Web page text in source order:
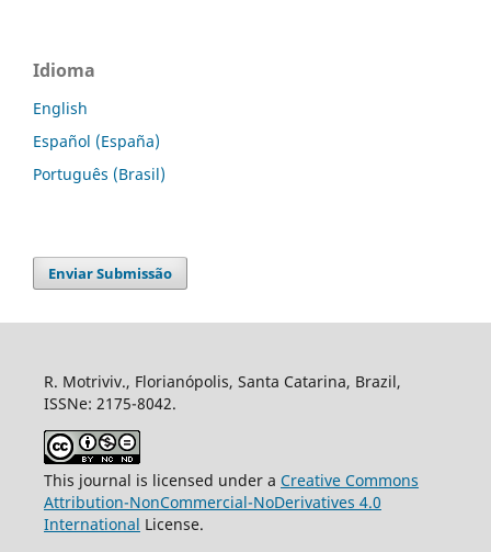
Idioma
English
Español (España)
Português (Brasil)
Enviar Submissão
R. Motriviv., Florianópolis, Santa Catarina, Brazil,
ISSNe: 2175-8042.
This journal is licensed under a Creative Commons
Attribution-NonCommercial-NoDerivatives 4.0
International License.